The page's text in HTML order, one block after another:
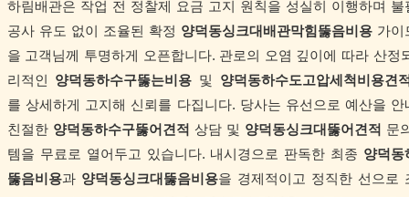
하림배관은 작업 전 정찰제 요금 고지 원칙을 성실히 이행하며 불
공사 유도 없이 조율된 확정 양덕동싱크대배관막힘뚫음비용 가이
을 고객님께 투명하게 오픈합니다. 관로의 오염 깊이에 따라 산정
리적인 양덕동하수구뚫는비용 및 양덕동하수도고압세척비용견
를 상세하게 고지해 신뢰를 다집니다. 당사는 유선으로 예산을 안
친절한 양덕동하수구뚫어견적 상담 및 양덕동싱크대뚫어견적 문
템을 무료로 열어두고 있습니다. 내시경으로 판독한 최종 양덕동
뚫음비용과 양덕동싱크대뚫음비용을 경제적이고 정직한 선으로